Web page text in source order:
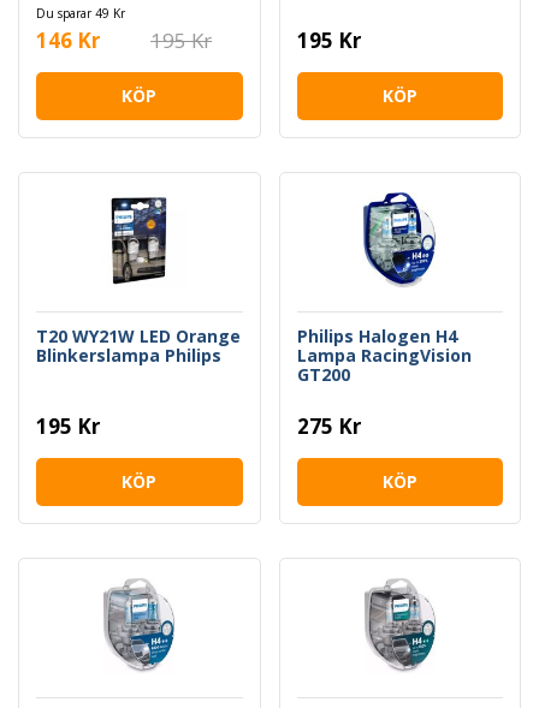
Du sparar 49 Kr
146 Kr 195 Kr
KÖP
195 Kr
KÖP
T20 WY21W LED Orange
Blinkerslampa Philips
195 Kr
KÖP
Philips Halogen H4
Lampa RacingVision
GT200
275 Kr
KÖP